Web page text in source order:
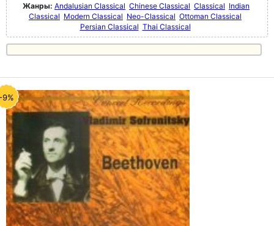
Жанры: Andalusian Classical Chinese Classical Classical Indian
Classical Modern Classical Neo-Classical Ottoman Classical
Persian Classical Thai Classical
9%